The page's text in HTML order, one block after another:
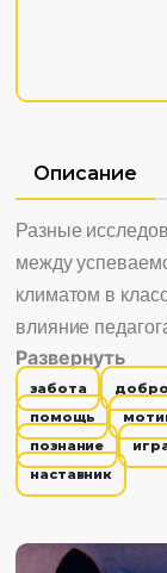
Описание
Разные
между
климатом в
влияние
Именно он
общения.
Благодаря
внимание на то,
почему
Развернуть
забота
помощь
познание
наставник